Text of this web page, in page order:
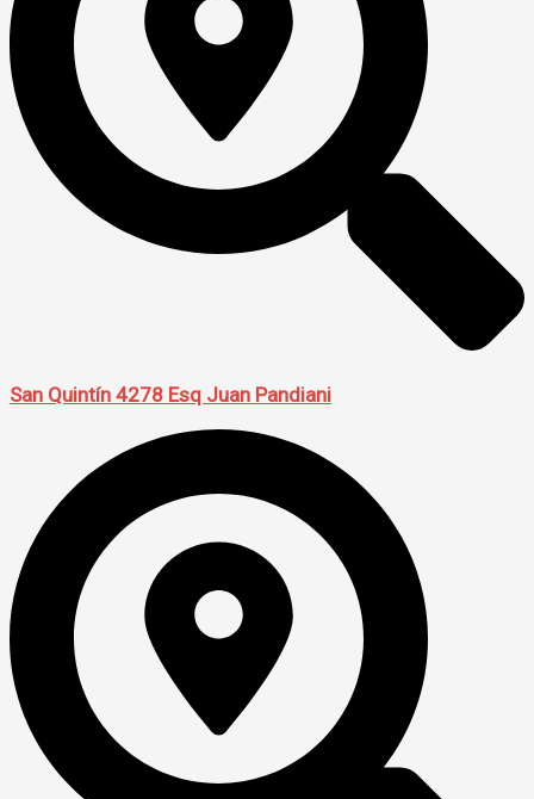
San Quintín 4278 Esq Juan Pandiani